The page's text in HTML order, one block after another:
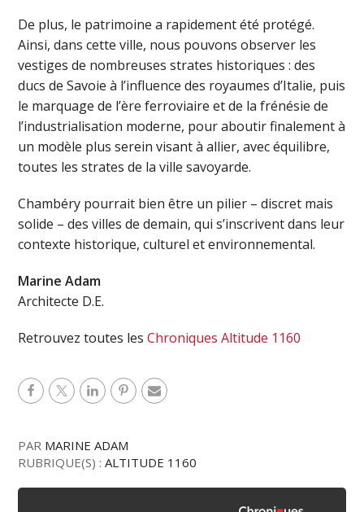
De plus, le patrimoine a rapidement été protégé.
Ainsi, dans cette ville, nous pouvons observer les
vestiges de nombreuses strates historiques : des
ducs de Savoie à l’influence des royaumes d’Italie, puis
le marquage de l’ère ferroviaire et de la frénésie de
l’industrialisation moderne, pour aboutir finalement à
un modèle plus serein visant à allier, avec équilibre,
toutes les strates de la ville savoyarde.
Chambéry pourrait bien être un pilier – discret mais
solide – des villes de demain, qui s’inscrivent dans leur
contexte historique, culturel et environnemental.
Marine Adam
Architecte D.E.
Retrouvez toutes lesChroniques Altitude 1160
PAR MARINE ADAM
RUBRIQUE(S) :ALTITUDE 1160